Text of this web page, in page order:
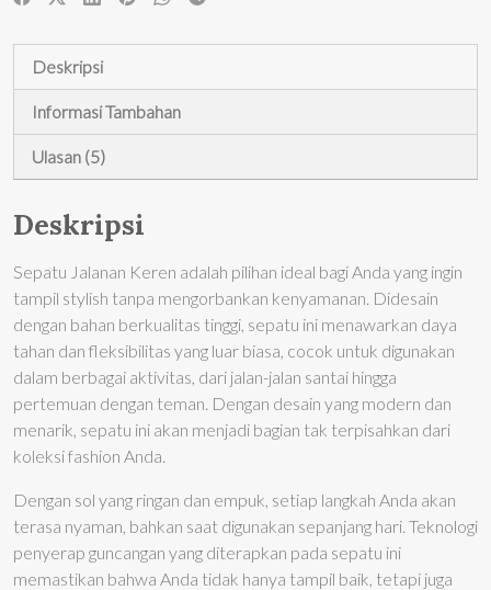
Deskripsi
Informasi Tambahan
Ulasan (5)
Deskripsi
Sepatu Jalanan Keren adalah pilihan ideal bagi Anda yang ingin
tampil stylish tanpa mengorbankan kenyamanan. Didesain
dengan bahan berkualitas tinggi, sepatu ini menawarkan daya
tahan dan fleksibilitas yang luar biasa, cocok untuk digunakan
dalam berbagai aktivitas, dari jalan-jalan santai hingga
pertemuan dengan teman. Dengan desain yang modern dan
menarik, sepatu ini akan menjadi bagian tak terpisahkan dari
koleksi fashion Anda.
Dengan sol yang ringan dan empuk, setiap langkah Anda akan
terasa nyaman, bahkan saat digunakan sepanjang hari. Teknologi
penyerap guncangan yang diterapkan pada sepatu ini
memastikan bahwa Anda tidak hanya tampil baik, tetapi juga